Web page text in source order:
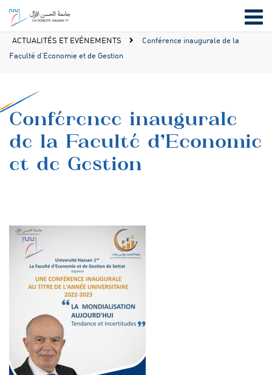
ACTUALITÉS ET EVÉNEMENTS
Conférence inaugurale de la
Faculté d’Economie et de Gestion
Conférence inaugurale
de la Faculté d’Economie
et de Gestion